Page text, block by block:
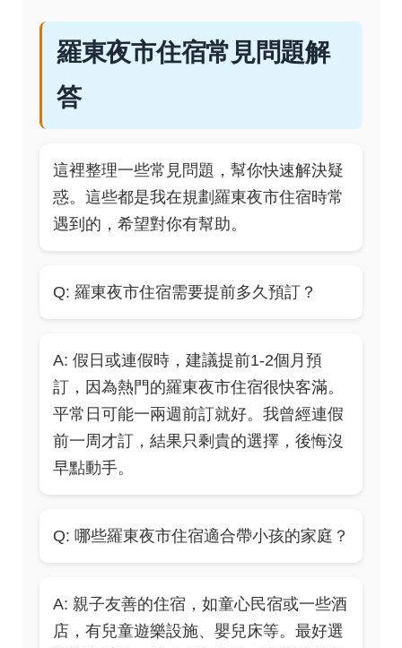
羅東夜市住宿常見問題解
答
這裡整理一些常見問題，幫你快速解決疑
惑。這些都是我在規劃羅東夜市住宿時常
遇到的，希望對你有幫助。
Q: 羅東夜市住宿需要提前多久預訂？
A: 假日或連假時，建議提前1-2個月預
訂，因為熱門的羅東夜市住宿很快客滿。
平常日可能一兩週前訂就好。我曾經連假
前一周才訂，結果只剩貴的選擇，後悔沒
早點動手。
Q: 哪些羅東夜市住宿適合帶小孩的家庭？
A: 親子友善的住宿，如童心民宿或一些酒
店，有兒童遊樂設施、嬰兒床等。最好選